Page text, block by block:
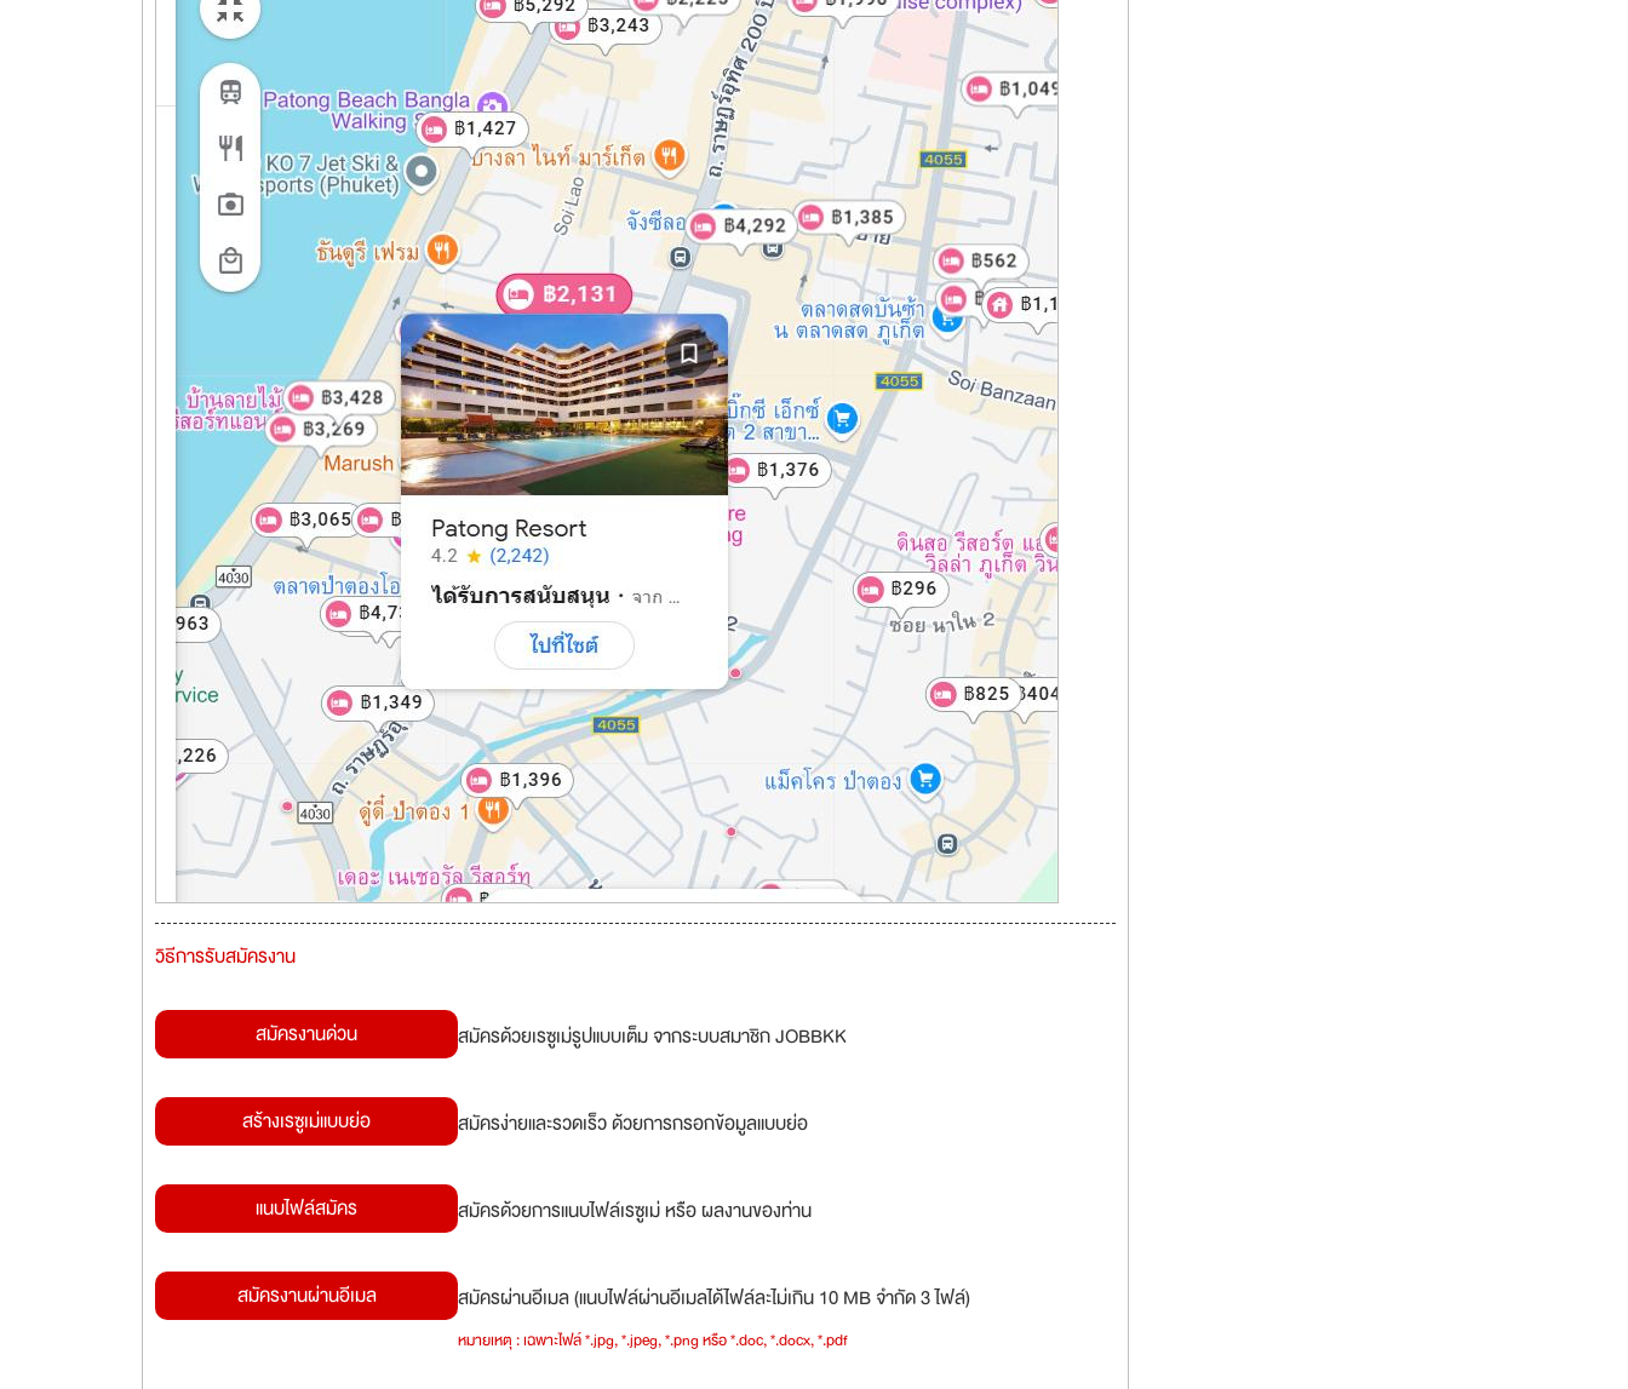
วิธีการรับสมัครงาน
สมัครงานด่วน สมัครด้วยเรซูเม่รูปแบบเต็ม จากระบบสมาชิก JOBBKK
สร้างเรซูเม่แบบย่อ สมัครง่ายและรวดเร็ว ด้วยการกรอกข้อมูลแบบย่อ
แนบไฟล์สมัคร สมัครด้วยการแนบไฟล์เรซูเม่ หรือ ผลงานของท่าน
สมัครงานผ่านอีเมล สมัครผ่านอีเมล (แนบไฟล์ผ่านอีเมลได้ไฟล์ละไม่เกิน 10 MB จำกัด 3 ไฟล์)
หมายเหตุ : เฉพาะไฟล์ *.jpg, *.jpeg, *.png หรือ *.doc, *.docx, *.pdf